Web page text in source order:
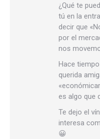
¿Qué te
tú en la
decir que
por el
nos
Hace
querida
es algo que
Te dejo el
interesa
😀